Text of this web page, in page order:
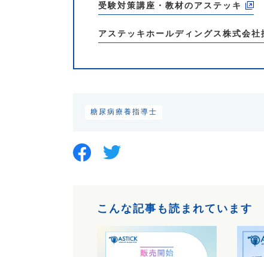
受験対策講座・教材のアステッキ
アステッキホールディングス株式会社
糖尿病療養指導士
こんな記事も読まれています